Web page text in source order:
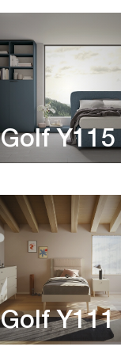
Golf Y115
Golf Y111